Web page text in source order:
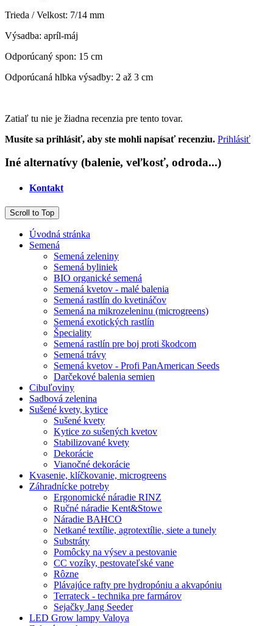
Trieda / Velkost: 7/14 mm
Výsadba: apríl-máj
Odporúcaný spon: 15 cm
Odporúcaná hlbka výsadby: 2 až 3 cm
Zatiaľ tu nie je žiadna recenzia pre tento tovar.
Musíte sa prihlásiť, aby ste mohli napísať recenziu. Prihlásiť
Iné alternatívy (balenie, veľkosť, odroda...)
Kontakt
Scroll to Top
Úvodná stránka
Semená
Semená zeleniny
Semená byliniek
BIO organické semená
Semená kvetov - malé balenia
Semená rastlín do kvetináčov
Semená na mikrozeleninu (microgreens)
Semená exotických rastlín
Špeciality
Semená rastlín pre boj proti škodcom
Semená trávy
Semená kvetov - Profi PanAmerican Seeds
Darčekové balenia semien
Cibuľoviny
Sadbová zelenina
Sušené kvety, kytice
Sušené kvety
Kytice zo sušených kvetov
Stabilizované kvety
Dekorácie
Vianočné dekorácie
Kvasenie, klíčkovanie, microgreens
Záhradnícke potreby
Ergonomické náradie RINZ
Ručné náradie Kent&Stowe
Náradie BAHCO
Netkané textílie, agrotextílie, siete a tunely
Substráty
Pomôcky na výsev a pestovanie
CC vozíky, pestovateľské vane
Rôzne
Plávajúce rafty pre hydropóniu a akvapóniu
Terrateck - technika pre farmárov
Sejačky Jang Seeder
LED Grow lampy Valoya